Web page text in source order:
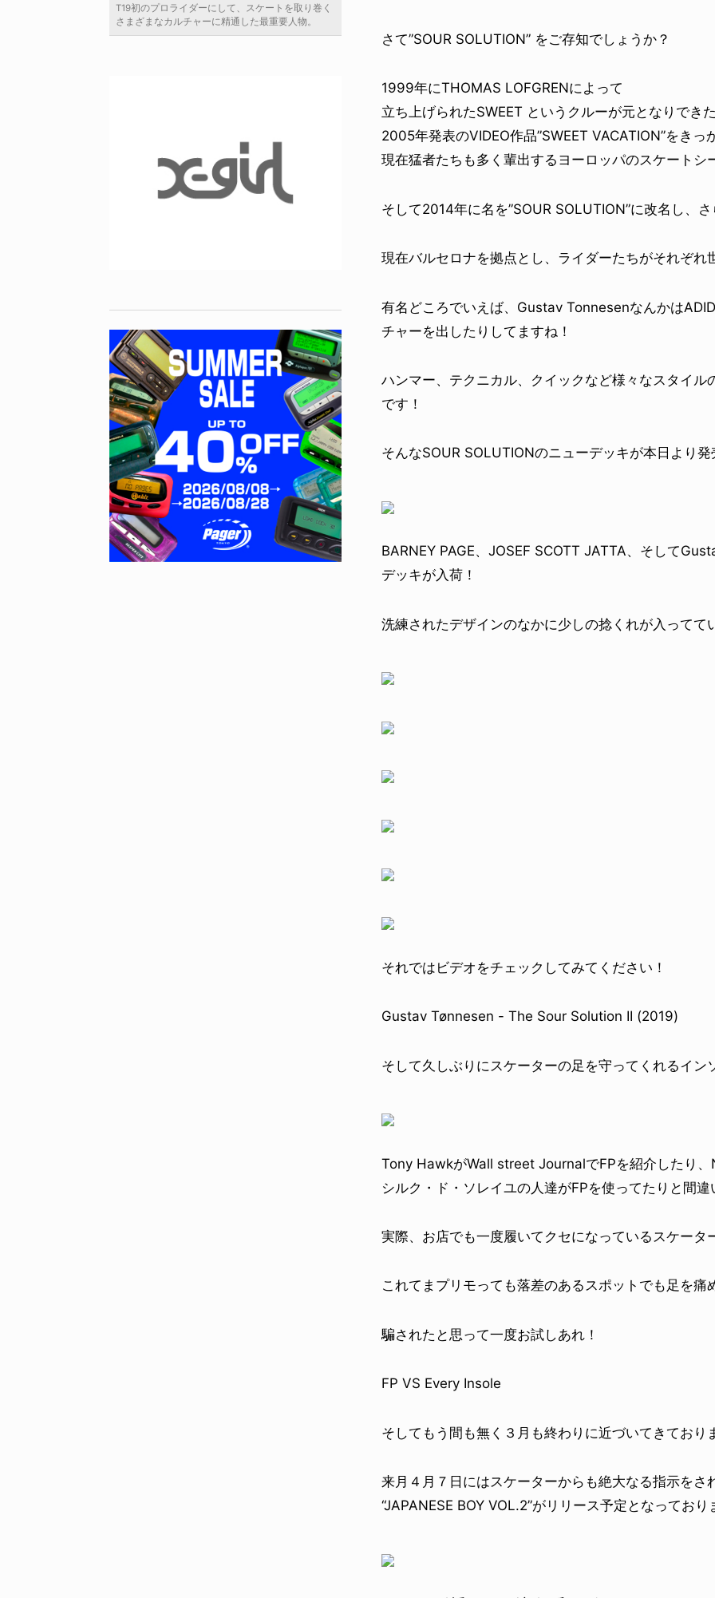
T19初のプロライダーにして、スケートを取り巻く
さまざまなカルチャーに精通した最重要人物。
さて”SOUR SOLUTION” をご存知でしょうか？
1999年にTHOMAS LOFGRENによって
立ち上げられたSWEET というクルーが元となりできた
2005年発表のVIDEO作品”SWEET VACATION”をきっ
現在猛者たちも多く輩出するヨーロッパのスケートシ
そして2014年に名を”SOUR SOLUTION”に改名し、
現在バルセロナを拠点とし、ライダーたちがそれぞれ
有名どころでいえば、Gustav Tonnesenなんかは
チャーを出したりしてますね！
ハンマー、テクニカル、クイックなど様々なスタイ
です！
そんなSOUR SOLUTIONのニューデッキが本日より発
BARNEY PAGE、JOSEF SCOTT JATTA、そして
デッキが入荷！
洗練されたデザインのなかに少しの捻くれが入ってて
それではビデオをチェックしてみてください！
Gustav Tønnesen - The Sour Solution II (2019)
そして久しぶりにスケーターの足を守ってくれるイン
Tony HawkがWall street JournalでFPを紹介したり、
シルク・ド・ソレイユの人達がFPを使ってたりと間
実際、お店でも一度履いてクセになっているスケータ
これてまプリモっても落差のあるスポットでも足を痛
騙されたと思って一度お試しあれ！
FP VS Every Insole
そしてもう間も無く３月も終わりに近づいてきており
来月４月７日にはスケーターからも絶大なる指示を
“JAPANESE BOY VOL.2”がリリース予定となっており